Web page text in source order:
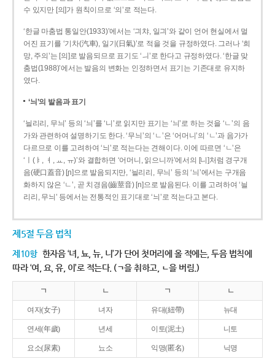
수 있지만 [의]가 원칙이므로 ‘의’로 적는다.
‘한글 마춤법 통일안(1933)’에서는 ‘긔챠, 일긔’와 같이 언어 현실에서 멀
어진 표기를 ‘기차(汽車), 일기(日氣)’로 적을 것을 규정하였다. 그러나 ‘희
망, 주의’는 [의]로 발음되므로 표기도 ‘ㅢ’로 한다고 규정하였다. ‘한글 맞
춤법(1988)’에서는 발음의 변화는 인정하면서 표기는 기존대로 유지하
였다.
‘늬’의 발음과 표기
‘늴리리, 무늬’ 등의 ‘늬’를 ‘니’로 읽지만 표기는 ‘늬’로 하는 것을 ‘ㄴ’의 음
가와 관련하여 설명하기도 한다. ‘무늬’의 ‘ㄴ’은 ‘어머니’의 ‘ㄴ’과 음가가
다르므로 이를 고려하여 ‘늬’로 적는다는 견해이다. 이에 따르면 ‘ㄴ’은
‘ㅣ(ㅑ, ㅕ, ㅛ, ㅠ)’와 결합하면 ‘어머니, 읽으니까’에서의 [니]처럼 경구개
음(硬口蓋音) [ɲ]으로 발음되지만, ‘늴리리, 무늬’ 등의 ‘늬’에서는 구개음
화하지 않은 ‘ㄴ’, 곧 치경음(齒莖音) [n]으로 발음된다. 이를 고려하여 ‘늴
리리, 무늬’ 등에서는 전통적인 표기대로 ‘늬’로 적는다고 본다.
제5절 두음 법칙
제10항 한자음 ‘녀, 뇨, 뉴, 니’가 단어 첫머리에 올 적에는, 두음 법칙에
따라 ‘여, 요, 유, 이’로 적는다. (ㄱ을 취하고, ㄴ을 버림.)
ㄱ ㄴ ㄱ ㄴ
여자(女子) 녀자 유대(紐帶) 뉴대
연세(年歲) 년세 이토(泥土) 니토
요소(尿素) 뇨소 익명(匿名) 닉명